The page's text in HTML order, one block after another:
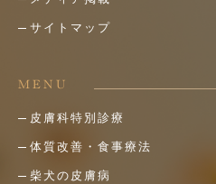
サイトマップ
MENU
皮膚科特別診療
体質改善・食事療法
柴犬の皮膚病